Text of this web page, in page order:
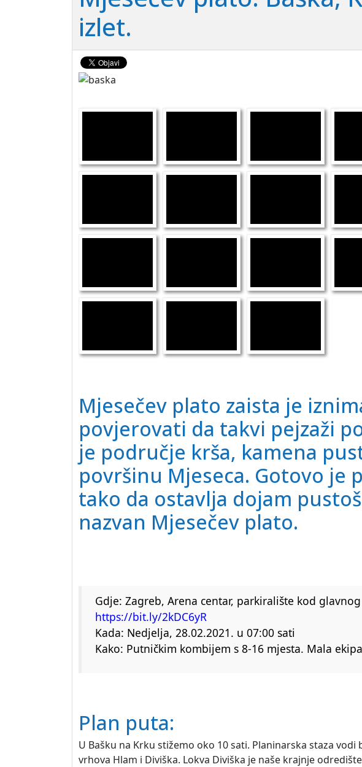
izlet.
Mjesečev plato zaista je
povjerovati da takvi pejzaži
je područje krša, kamena
površinu Mjeseca. Gotovo je
tako da ostavlja dojam
nazvan Mjesečev plato.
Gdje: Zagreb, Arena centar, parkiralište kod
https://bit.ly/2kDC6yR
Kada: Nedjelja, 28.02.2021. u 07:00 sati
Kako: Putničkim kombijem s 8-16 mjesta. Mala
Plan puta:
U Bašku na Krku stižemo oko 10 sati. Planinarska staza
vrhova Hlam i Diviška. Lokva Diviška je naše krajnje